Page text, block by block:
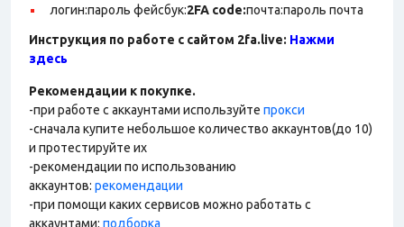
логин:пароль фейсбук:2FA code:почта:пароль почта
Инструкция по работе с сайтом 2fa.live: Нажми
здесь
Рекомендации к покупке.
-при работе с аккаунтами используйте прокси
-сначала купите небольшое количество аккаунтов(до 10)
и протестируйте их
-рекомендации по использованию
аккаунтов: рекомендации
-при помощи каких сервисов можно работать с
аккаунтами: подборка